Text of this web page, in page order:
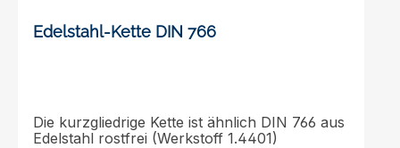
Edelstahl-Kette DIN 766
Die kurzgliedrige Kette ist ähnlich DIN 766 aus
Edelstahl rostfrei (Werkstoff 1.4401)